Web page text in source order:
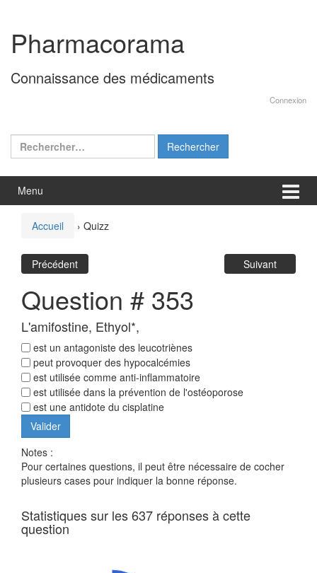
contenu
menu
principal
Pharmacorama
Connaissance des médicaments
Connexion
Rechercher :
Menu
Accueil › Quizz
Précédent Suivant
Question # 353
L'amifostine, Ethyol*,
est un antagoniste des leucotriènes
peut provoquer des hypocalcémies
est utilisée comme anti-inflammatoire
est utilisée dans la prévention de l'ostéoporose
est une antidote du cisplatine
Notes :
Pour certaines questions, il peut être nécessaire de cocher
plusieurs cases pour indiquer la bonne réponse.
Statistiques sur les 637 réponses à cette
question